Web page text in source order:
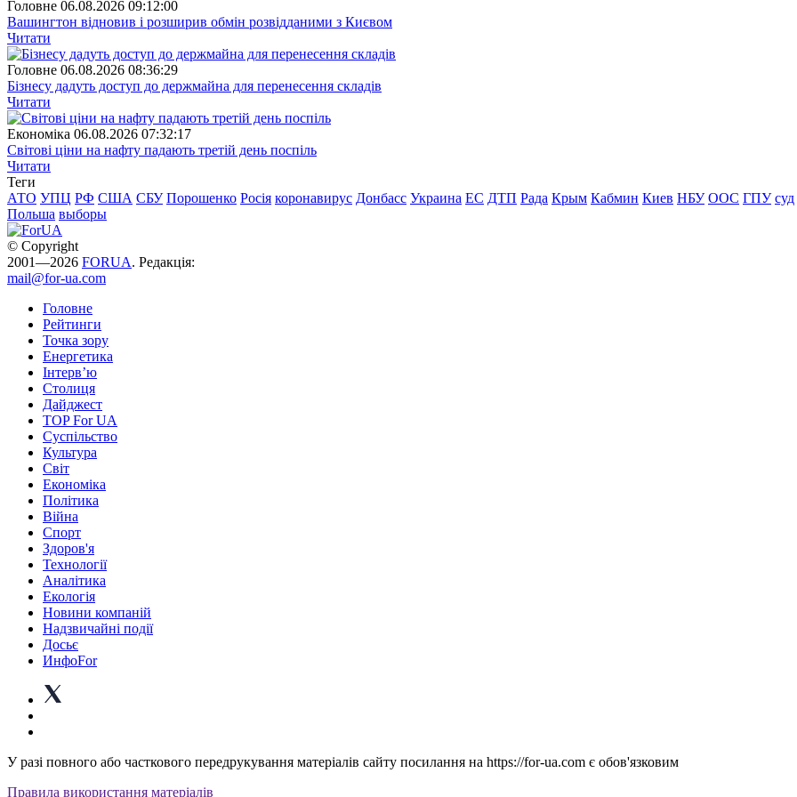
Головне 06.08.2026 09:12:00
Вашингтон відновив і розширив обмін розвідданими з Києвом
Читати
Головне 06.08.2026 08:36:29
Бізнесу дадуть доступ до держмайна для перенесення складів
Читати
Економіка 06.08.2026 07:32:17
Світові ціни на нафту падають третій день поспіль
Читати
Теги
АТО УПЦ РФ США СБУ Порошенко Росія коронавирус Донбасс Украина ЕС ДТП Рада Крым Кабмин Киев НБУ ООС ГПУ суд
Польша выборы
© Copyright
2001—2026 FORUA. Редакція:
mail@for-ua.com
Головне
Рейтинги
Точка зору
Енергетика
Інтерв’ю
Столиця
Дайджест
TOP For UA
Суспiльство
Культура
Світ
Економіка
Політика
Війна
Спорт
Здоров'я
Технології
Аналітика
Екологія
Новини компаній
Надзвичайні події
Досьє
ИнфоFor
У разі повного або часткового передрукування матеріалів сайту посилання на https://for-ua.com є обов'язковим
Правила використання матеріалів